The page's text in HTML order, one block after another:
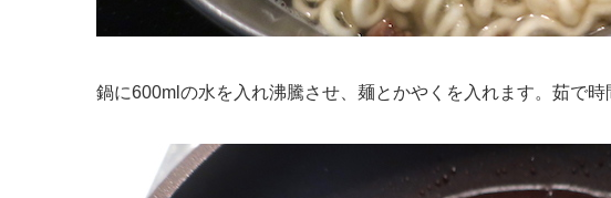
鍋に600mlの水を入れ沸騰させ、麺とかやくを入れます。茹で時